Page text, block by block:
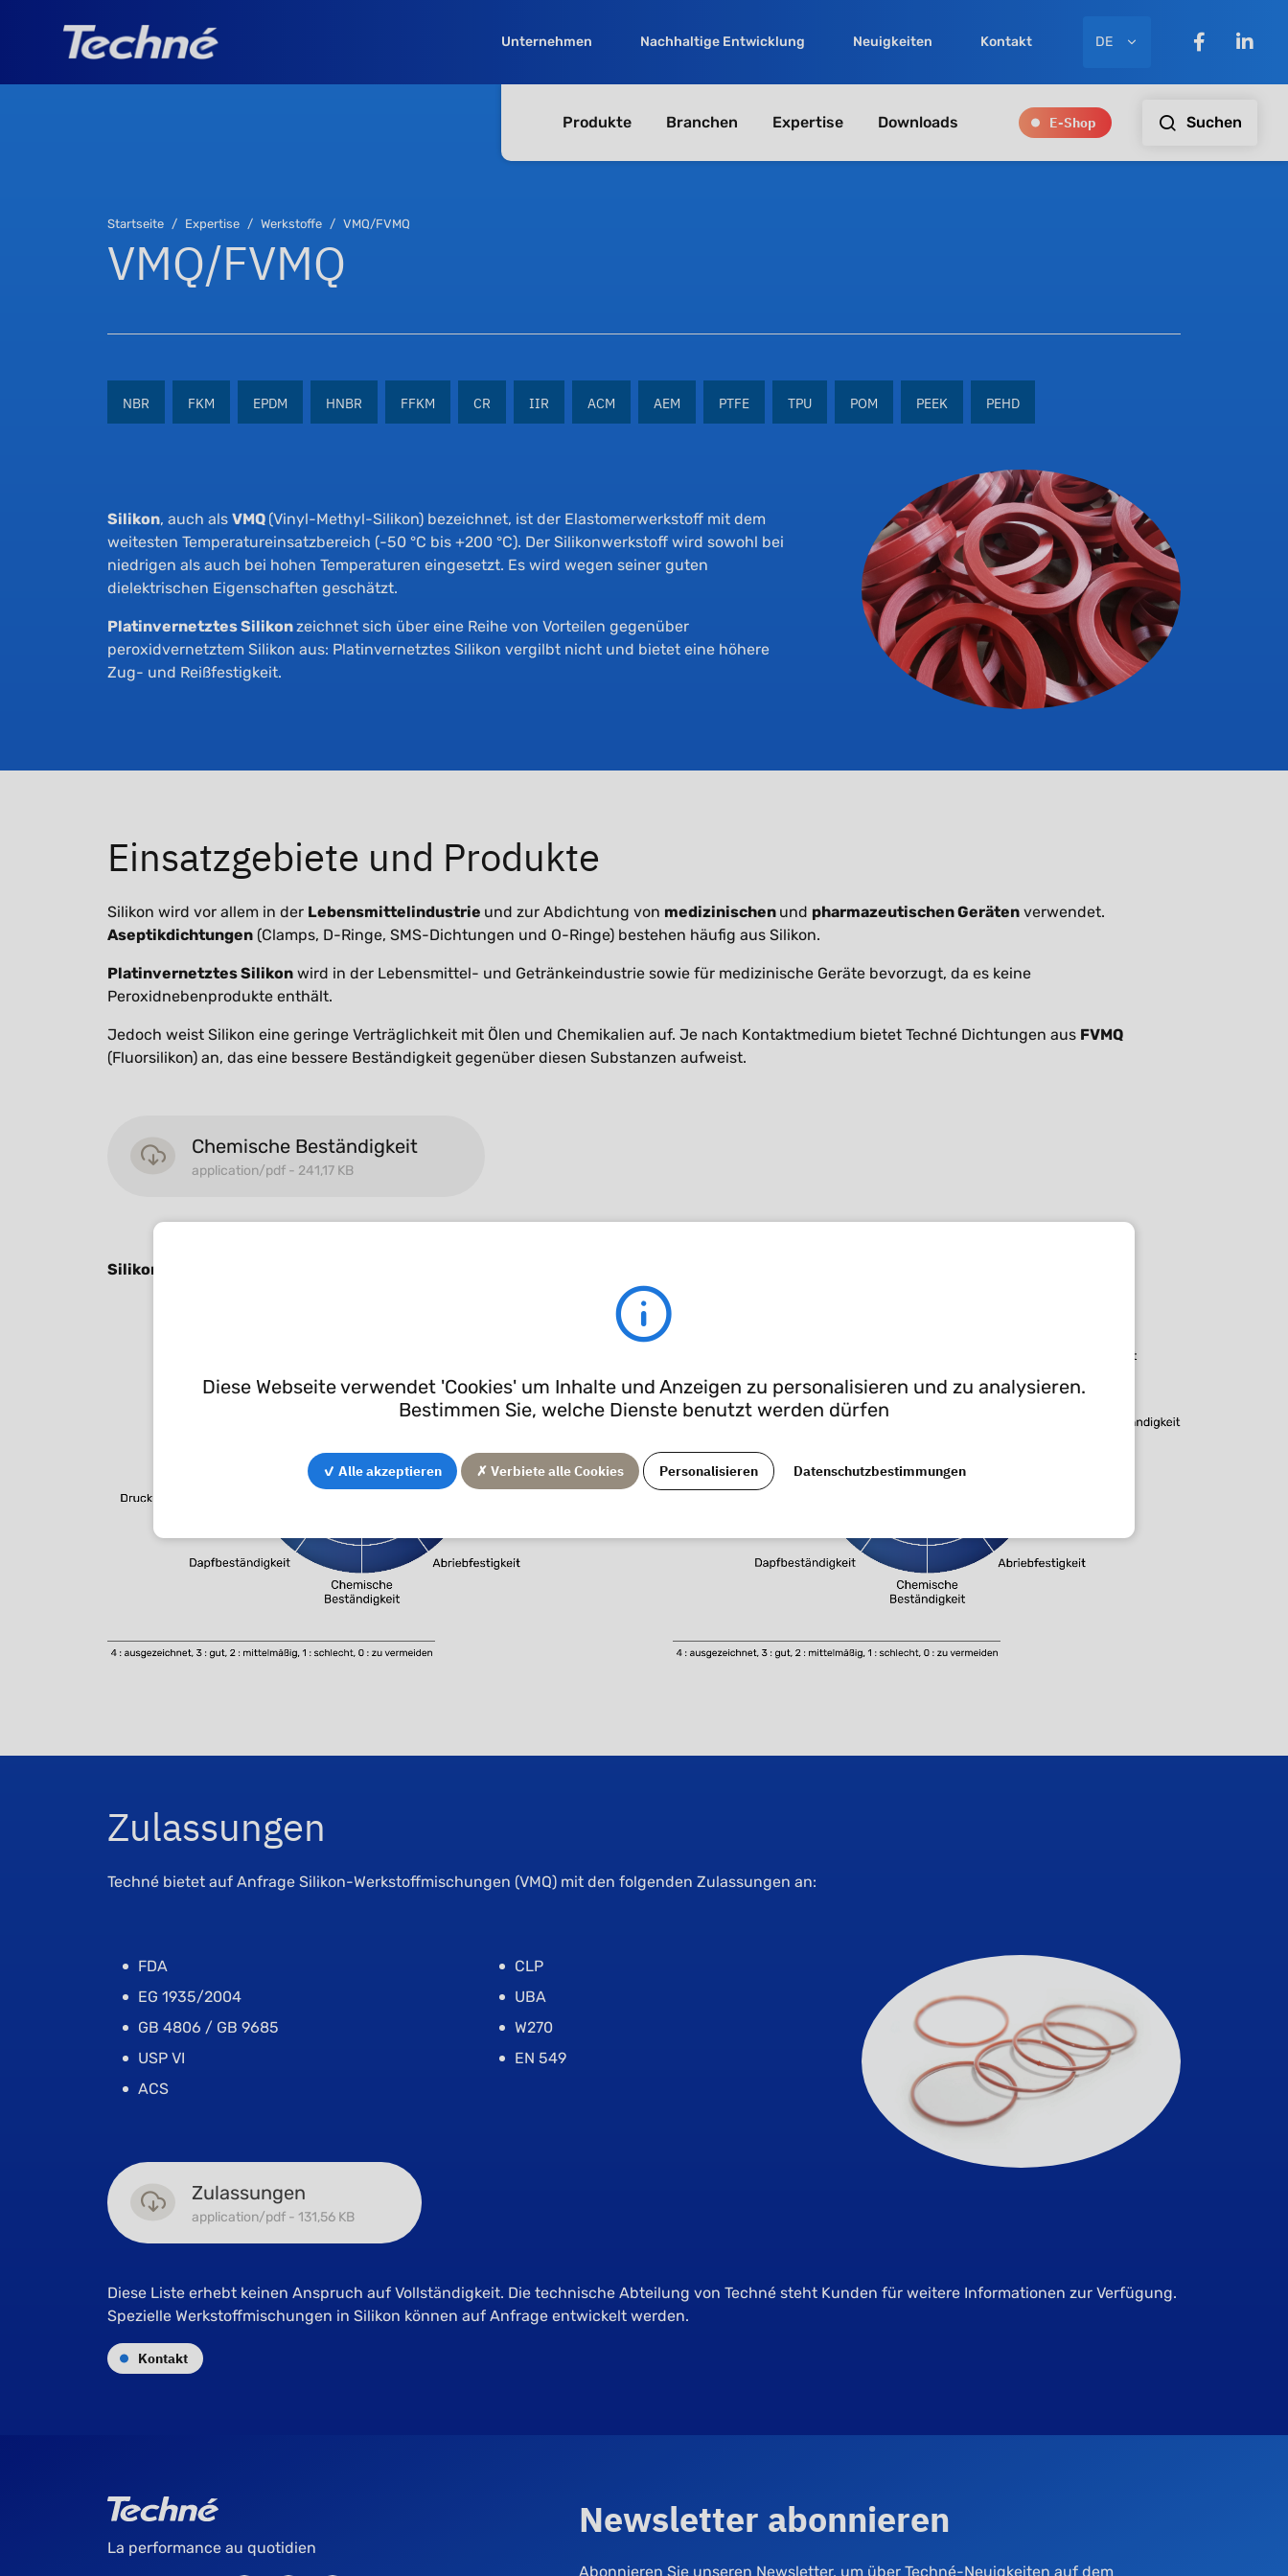
Unternehmen Nachhaltige Entwicklung Neuigkeiten Kontakt DE
Produkte Branchen Expertise Downloads E-Shop Suchen
Startseite Expertise Werkstoffe VMQ/FVMQ
VMQ/FVMQ
NBR FKM EPDM HNBR FFKM CR IIR ACM AEM PTFE TPU POM PEEK PEHD
Silikon, auch als VMQ (Vinyl-Methyl-Silikon) bezeichnet, ist der Elastomerwerkstoff mit dem
weitesten Temperatureinsatzbereich (-50 °C bis +200 °C). Der Silikonwerkstoff wird sowohl bei
niedrigen als auch bei hohen Temperaturen eingesetzt. Es wird wegen seiner guten
dielektrischen Eigenschaften geschätzt.
Platinvernetztes Silikonzeichnet sich über eine Reihe von Vorteilen gegenüber
peroxidvernetztem Silikon aus: Platinvernetztes Silikon vergilbt nicht und bietet eine höhere
Zug- und Reißfestigkeit.
Einsatzgebiete und Produkte
Silikon wird vor allem in der Lebensmittelindustrie und zur Abdichtung von medizinischen und pharmazeutischen Geräten verwendet.
Aseptikdichtungen (Clamps, D-Ringe, SMS-Dichtungen und O-Ringe) bestehen häufig aus Silikon.
Platinvernetztes Silikon wird in der Lebensmittel- und Getränkeindustrie sowie für medizinische Geräte bevorzugt, da es keine
Peroxidnebenprodukte enthält.
Jedoch weist Silikon eine geringe Verträglichkeit mit Ölen und Chemikalien auf. Je nach Kontaktmedium bietet Techné Dichtungen aus FVMQ
(Fluorsilikon) an, das eine bessere Beständigkeit gegenüber diesen Substanzen aufweist.
Chemische Beständigkeit
application/pdf - 241,17 KB
Silikon (VMQ)
Zulassungen
Techné bietet auf Anfrage Silikon-Werkstoffmischungen (VMQ) mit den folgenden Zulassungen an:
FDA
EG 1935/2004
GB 4806 / GB 9685
USP VI
ACS
CLP
UBA
W270
EN 549
Zulassungen
application/pdf - 131,56 KB
Diese Liste erhebt keinen Anspruch auf Vollständigkeit. Die technische Abteilung von Techné steht Kunden für weitere Informationen zur Verfügung.
Spezielle Werkstoffmischungen in Silikon können auf Anfrage entwickelt werden.
Kontakt
La performance au quotidien
Newsletter abonnieren
Abonnieren Sie unseren Newsletter, um über Techné-Neuigkeiten auf dem
Diese Webseite verwendet 'Cookies' um Inhalte und Anzeigen zu personalisieren und zu analysieren.
Bestimmen Sie, welche Dienste benutzt werden dürfen
✓ Alle akzeptieren ✗ Verbiete alle Cookies Personalisieren Datenschutzbestimmungen